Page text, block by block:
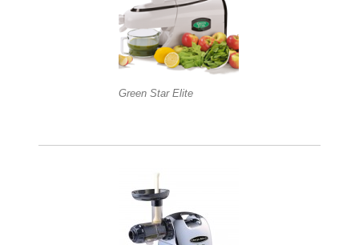
Green Star Elite